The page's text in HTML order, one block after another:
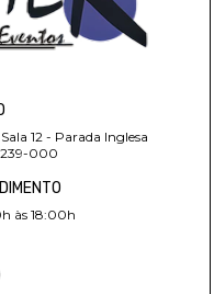
12 - Parada Inglesa
000
às 18:00h